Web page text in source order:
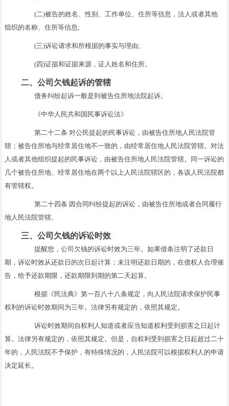
(二)被告的姓名、性别、工作单位、住所等信息，法人或者其他
组织的名称、住所等信息;
(三)诉讼请求和所根据的事实与理由;
(四)证据和证据来源，证人姓名和住所。
二、公司欠钱起诉的管辖
债务纠纷起诉一般是到被告住所地法院起诉。
《中华人民共和国民事诉讼法》
第二十二条 对公民提起的民事诉讼，由被告住所地人民法院管
辖；被告住所地与经常居住地不一致的，由经常居住地人民法院管辖。对法
人或者其他组织提起的民事诉讼，由被告住所地人民法院管辖。同一诉讼的
几个被告住所地、经常居住地在两个以上人民法院辖区的，各该人民法院都
有管辖权。
第二十四条 因合同纠纷提起的诉讼，由被告住所地或者合同履行
地人民法院管辖。
三、公司欠钱的诉讼时效
提醒您，公司欠钱的诉讼时效为三年。如果借条注明了还款日
期，诉讼时效从还款日的次日起计算；未注明还款日期的，在债权人合理催
告，给予还款期限，还款期限到期的第二天起算。
根据《民法典》第一百八十八条规定，向人民法院请求保护民事
权利的诉讼时效期间为三年。法律另有规定的，依照其规定。
诉讼时效期间自权利人知道或者应当知道权利受到损害之日起计
算。法律另有规定的，依照其规定。但是，自权利受到损害之日起超过二十
年的，人民法院不予保护，有特殊情况的，人民法院可以根据权利人的申请
决定延长。